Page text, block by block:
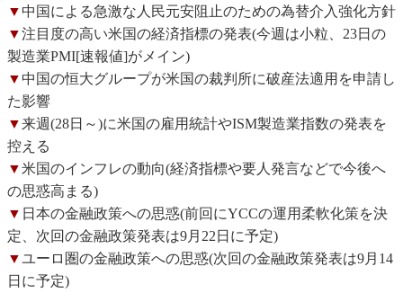
▼ 中国による急激な人民元安阻止のための為替介入強化方針
▼注目度の高い米国の経済指標の発表(今週は小粒、23日の
製造業PMI[速報値]がメイン)
▼ 中国の恒大グループが米国の裁判所に破産法適用を申請し
た影響
▼来週(28日～)に米国の雇用統計やISM製造業指数の発表を
控える
▼米国のインフレの動向(経済指標や要人発言などで今後へ
の思惑高まる)
▼ 日本の金融政策への思惑(前回にYCCの運用柔軟化策を決
定、次回の金融政策発表は9月22日に予定)
▼ユーロ圏の金融政策への思惑(次回の金融政策発表は9月14
日に予定)